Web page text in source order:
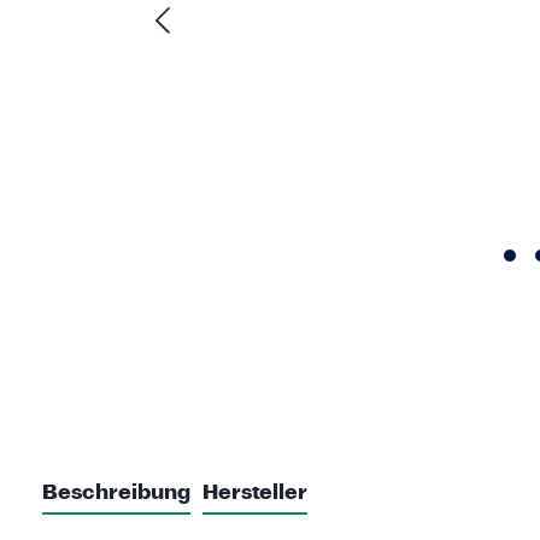
Beschreibung Hersteller